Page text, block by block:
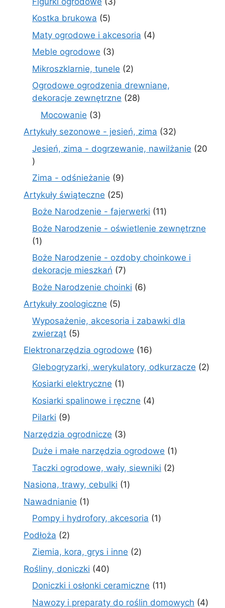
Kostka brukowa 55
produktów
Maty ogrodowe i akcesoria 44
Meble ogrodowe 33
produkty
Mikroszklarnie, tunele 22
produkty
Ogrodowe ogrodzenia drewniane,
dekoracje zewnętrzne
2828
Mocowanie 33
produkty
Artykuły sezonowe - jesień, zima 3232
produkty
Jesień, zima - dogrzewanie, nawilżanie
20
20
produktów
Zima - odśnieżanie 99
produktów
Artykuły świąteczne 2525
produktów
Boże Narodzenie - fajerwerki 1111
produktów
Boże Narodzenie - oświetlenie zewnętrzne
11
produkt
Boże Narodzenie - ozdoby choinkowe i
dekoracje mieszkań 77
produktów
Boże Narodzenie choinki 66
Artykuły zoologiczne 55
produktów
Wyposażenie, akcesoria i zabawki dla
zwierząt 55
produktów
Elektronarzędzia ogrodowe 1616
produktów
Glebogryzarki, werykulatory, odkurzacze 22
Kosiarki elektryczne 11
produkt
Kosiarki spalinowe i ręczne 44
Pilarki 99
produktów
Narzędzia ogrodnicze 33
produkty
Duże i małe narzędzia ogrodowe 11
Taczki ogrodowe, wały, siewniki 22
Nasiona, trawy, cebulki 11
Nawadnianie 11
produkt
Pompy i hydrofory, akcesoria 11
Podłoża 22
Ziemia, kora, grys i inne 22
Rośliny, doniczki 4040
produktów
Doniczki i osłonki ceramiczne 1111
produktów
Nawozy i preparaty do roślin domowych 44